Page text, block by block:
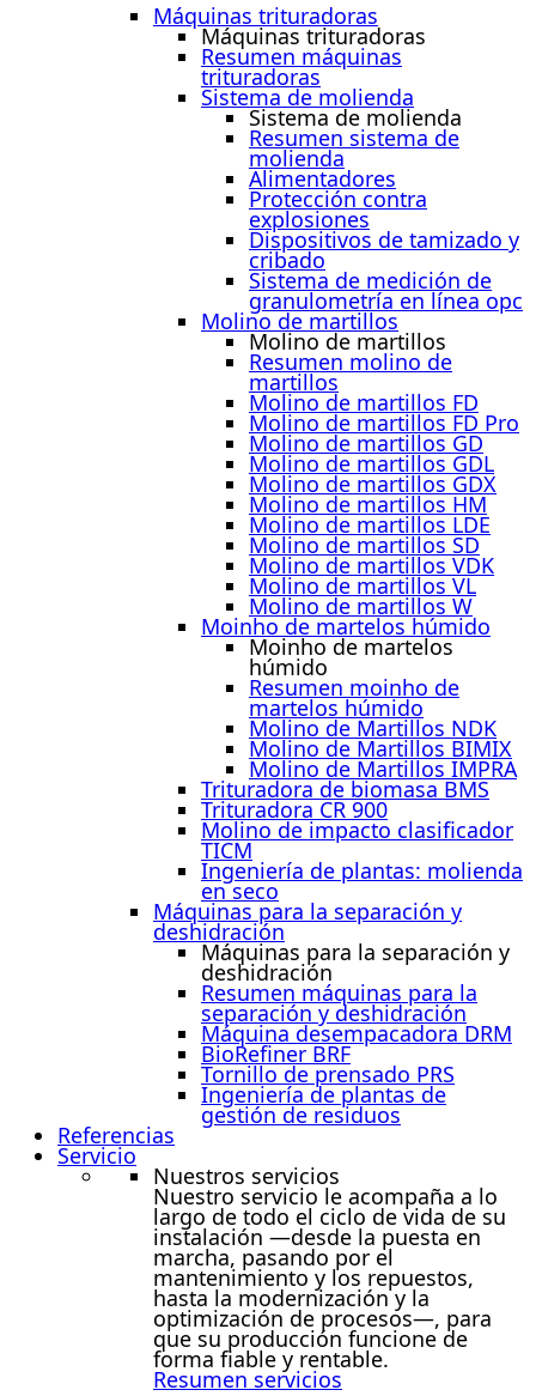
Máquinas trituradoras
Máquinas trituradoras
Resumen máquinas
trituradoras
Sistema de molienda
Sistema de molienda
Resumen sistema de
molienda
Alimentadores
Protección contra
explosiones
Dispositivos de tamizado y
cribado
Sistema de medición de
granulometría en línea opc
Molino de martillos
Molino de martillos
Resumen molino de
martillos
Molino de martillos FD
Molino de martillos FD Pro
Molino de martillos GD
Molino de martillos GDL
Molino de martillos GDX
Molino de martillos HM
Molino de martillos LDE
Molino de martillos SD
Molino de martillos VDK
Molino de martillos VL
Molino de martillos W
Moinho de martelos húmido
Moinho de martelos
húmido
Resumen moinho de
martelos húmido
Molino de Martillos NDK
Molino de Martillos BIMIX
Molino de Martillos IMPRA
Trituradora de biomasa BMS
Trituradora CR 900
Molino de impacto clasificador
TICM
Ingeniería de plantas: molienda
en seco
Máquinas para la separación y
deshidración
Máquinas para la separación y
deshidración
Resumen máquinas para la
separación y deshidración
Máquina desempacadora DRM
BioRefiner BRF
Tornillo de prensado PRS
Ingeniería de plantas de
gestión de residuos
Referencias
Servicio
Nuestros servicios
Nuestro servicio le acompaña a lo
largo de todo el ciclo de vida de su
instalación —desde la puesta en
marcha, pasando por el
mantenimiento y los repuestos,
hasta la modernización y la
optimización de procesos—, para
que su producción funcione de
forma fiable y rentable.
Resumen servicios